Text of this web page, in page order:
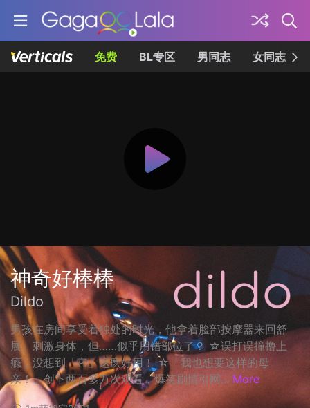
免费 BL专区 男同志 女同志
神奇好棒棒
Dildo
男孩在房间享受着独处的时光，他拿着脸部按摩器来回舒
展、刺激身体，但……似乎用错部位了？ ☆误打误撞撸上
瘾，没想到「它」这麽好用！ ☆「我也想要这样的母
亲！」创下两百多万次观看，爆笑剧情引网... More